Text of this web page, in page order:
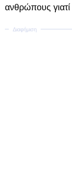
ανθρώπους γιατί